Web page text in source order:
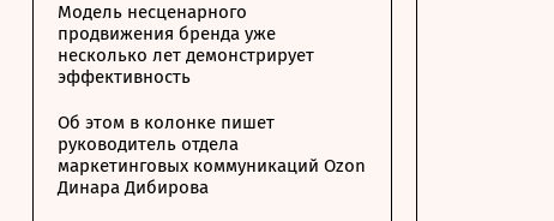
Модель несценарного
продвижения бренда уже
несколько лет демонстрирует
эффективность
Об этом в колонке пишет
руководитель отдела
маркетинговых коммуникаций Ozon
Динара Дибирова